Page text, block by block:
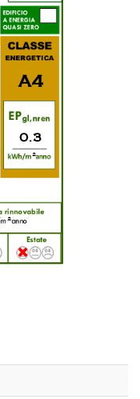
2
2
A4
0.3